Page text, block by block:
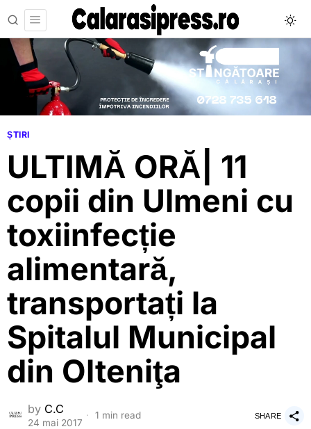
ȘTIRI
ULTIMĂ ORĂ| 11
copii din Ulmeni cu
toxiinfecție
alimentară,
transportați la
Spitalul Municipal
din Olteniţa
by C.C
24 mai 2017
1 min read SHARE